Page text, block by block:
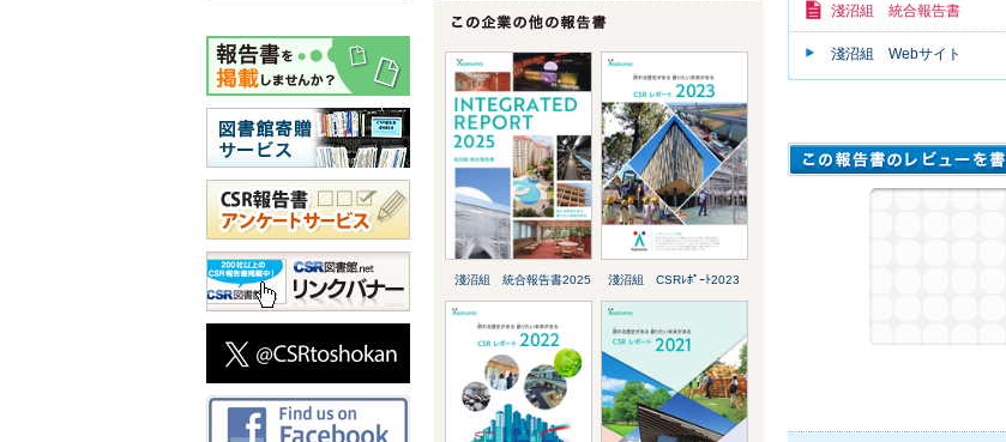
淺沼組 統合報告書2025 淺沼組 CSRﾚﾎﾟｰﾄ2023
淺沼組 統合報告書
淺沼組 Webサイト